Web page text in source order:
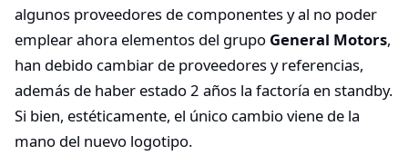
algunos proveedores de componentes y al no poder
emplear ahora elementos del grupo General Motors,
han debido cambiar de proveedores y referencias,
además de haber estado 2 años la factoría en standby.
Si bien, estéticamente, el único cambio viene de la
mano del nuevo logotipo.